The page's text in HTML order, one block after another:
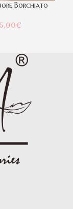
Borchiato
€